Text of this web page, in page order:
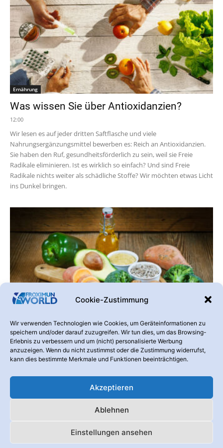
Cookie-Zustimmung
Wir verwenden Technologien wie Cookies, um Geräteinformationen zu
speichern und/oder darauf zuzugreifen. Wir tun dies, um das Browsing-
Erlebnis zu verbessern und um (nicht) personalisierte Werbung
anzuzeigen. Wenn du nicht zustimmst oder die Zustimmung widerrufst,
kann dies bestimmte Merkmale und Funktionen beeinträchtigen.
Akzeptieren
Ablehnen
Einstellungen ansehen
Ernährung
Was wissen Sie über Antioxidanzien?
12:00
Wir lesen es auf jeder dritten Saftflasche und viele
Nahrungsergänzungsmittel bewerben es: Reich an Antioxidanzien.
Sie haben den Ruf, gesundheitsförderlich zu sein, weil sie Freie
Radikale eliminieren. Ist es wirklich so einfach? Und sind Freie
Radikale nichts weiter als schädliche Stoffe? Wir möchten etwas Licht
ins Dunkel bringen.
Darmgesundheit
So sichern Sie sich Ihren Tagesbedarf
Vitamin E!
19:07
Mit Vitamin E verbinden viele Menschen eine schöne Haut, feste
Mangel hat, kann..